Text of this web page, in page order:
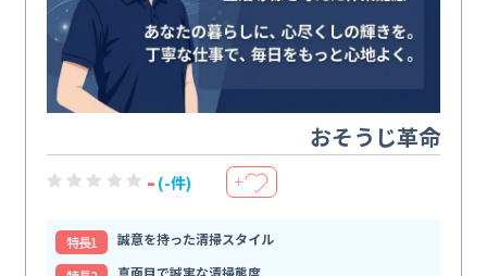
おそうじ革命
- (-件) ＋
特⻑1
誠意を持った清掃スタイル